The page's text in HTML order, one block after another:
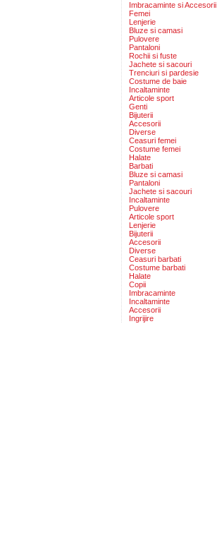
Imbracaminte si Accesorii
Femei
Lenjerie
Bluze si camasi
Pulovere
Pantaloni
Rochii si fuste
Jachete si sacouri
Trenciuri si pardesie
Costume de baie
Incaltaminte
Articole sport
Genti
Bijuterii
Accesorii
Diverse
Ceasuri femei
Costume femei
Halate
Barbati
Bluze si camasi
Pantaloni
Jachete si sacouri
Incaltaminte
Pulovere
Articole sport
Lenjerie
Bijuterii
Accesorii
Diverse
Ceasuri barbati
Costume barbati
Halate
Copii
Imbracaminte
Incaltaminte
Accesorii
Ingrijire